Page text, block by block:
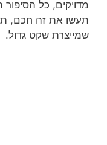
מדויקים, כל
תעשו את זה חכם,
שמייצרת שקט גדול.